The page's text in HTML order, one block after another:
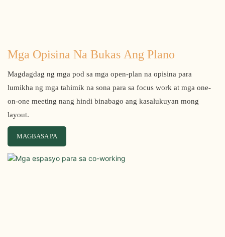
Mga Opisina Na Bukas Ang Plano
Magdagdag ng mga pod sa mga open-plan na opisina para
lumikha ng mga tahimik na sona para sa focus work at mga one-
on-one meeting nang hindi binabago ang kasalukuyan mong
layout.
MAGBASA PA